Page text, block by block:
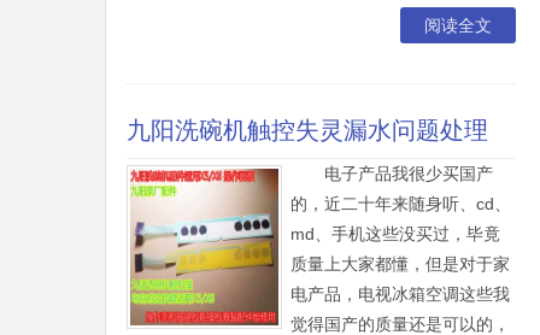
阅读全文
九阳洗碗机触控失灵漏水问题处理
电子产品我很少买国产
的，近二十年来随身听、cd、
md、手机这些没买过，毕竟
质量上大家都懂，但是对于家
电产品，电视冰箱空调这些我
觉得国产的质量还是可以的，